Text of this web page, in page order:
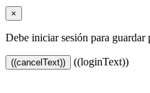
×
Debe iniciar sesión para guardar
((cancelText)) ((loginText))